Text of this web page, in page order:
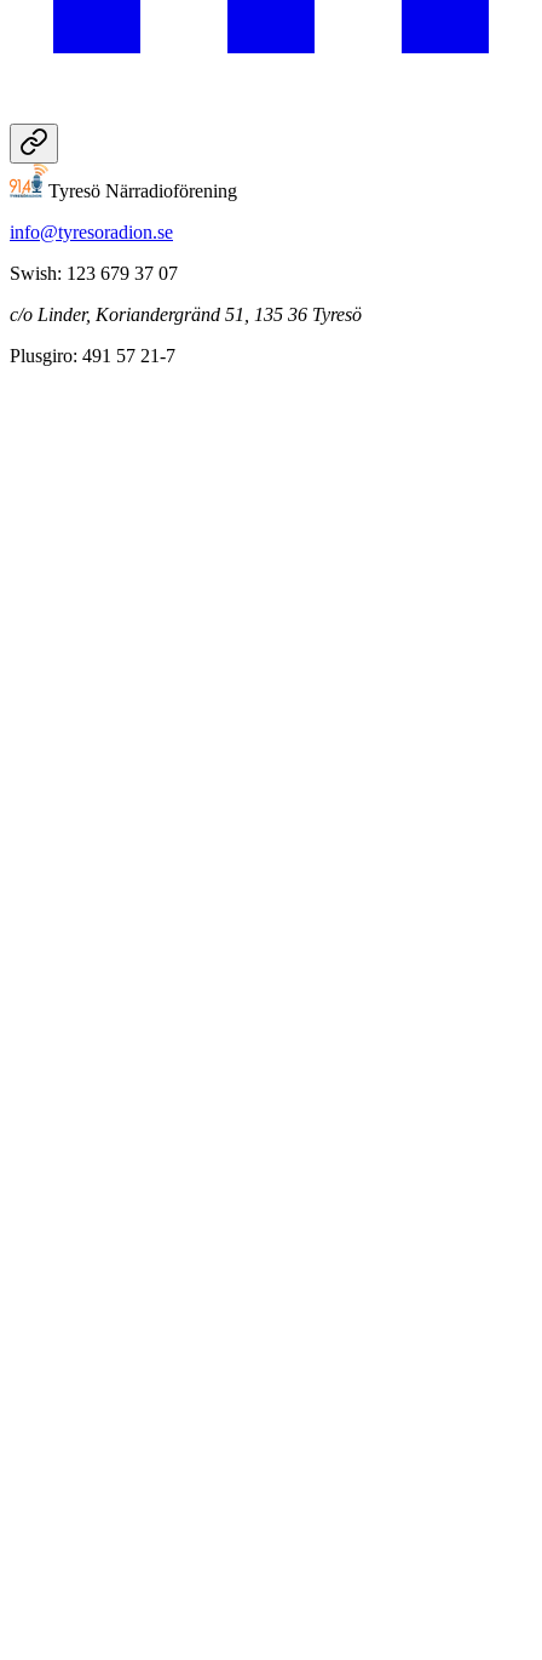
Tyresö Närradioförening
info@tyresoradion.se
Swish: 123 679 37 07
c/o Linder, Koriandergränd 51, 135 36 Tyresö
Plusgiro: 491 57 21-7